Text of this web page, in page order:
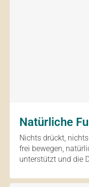
Natürliche
Nichts drückt,
frei bewegen,
unterstützt und die